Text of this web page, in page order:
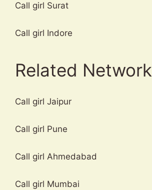
Call girl Surat
Call girl Indore
Related Network
Call girl Jaipur
Call girl Pune
Call girl Ahmedabad
Call girl Mumbai